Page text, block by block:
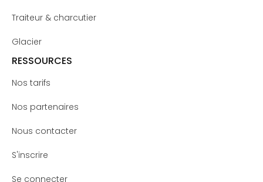
Traiteur & charcutier
Glacier
RESSOURCES
Nos tarifs
Nos partenaires
Nous contacter
S'inscrire
Se connecter